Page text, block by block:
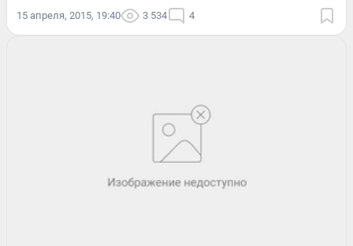
15 апреля, 2015, 19:40 3 534 4